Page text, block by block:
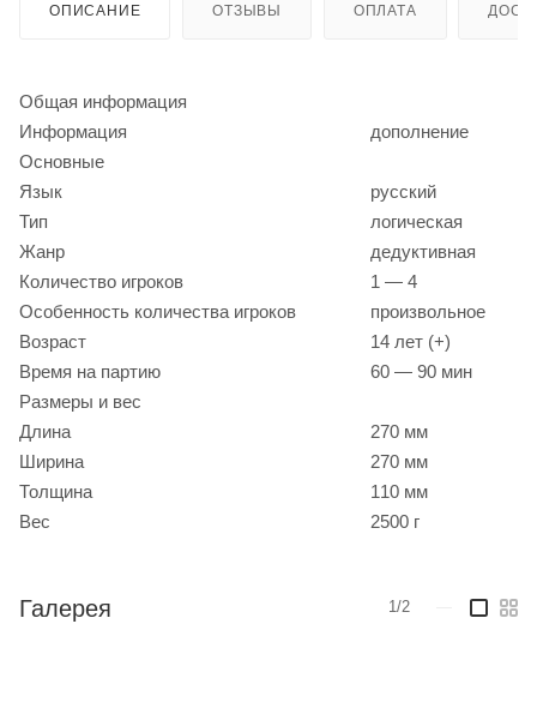
ОПИСАНИЕ ОТЗЫВЫ ОПЛАТА
Общая информация
Информация
дополнение
Основные
Язык
русский
Тип
логическая
Жанр
дедуктивная
Количество игроков
1 — 4
Особенность количества игроков
произвольное
Возраст
14 лет (+)
Время на партию
60 — 90 мин
Размеры и вес
Длина
270 мм
Ширина
270 мм
Толщина
110 мм
Вес
2500 г
Галерея 1/2